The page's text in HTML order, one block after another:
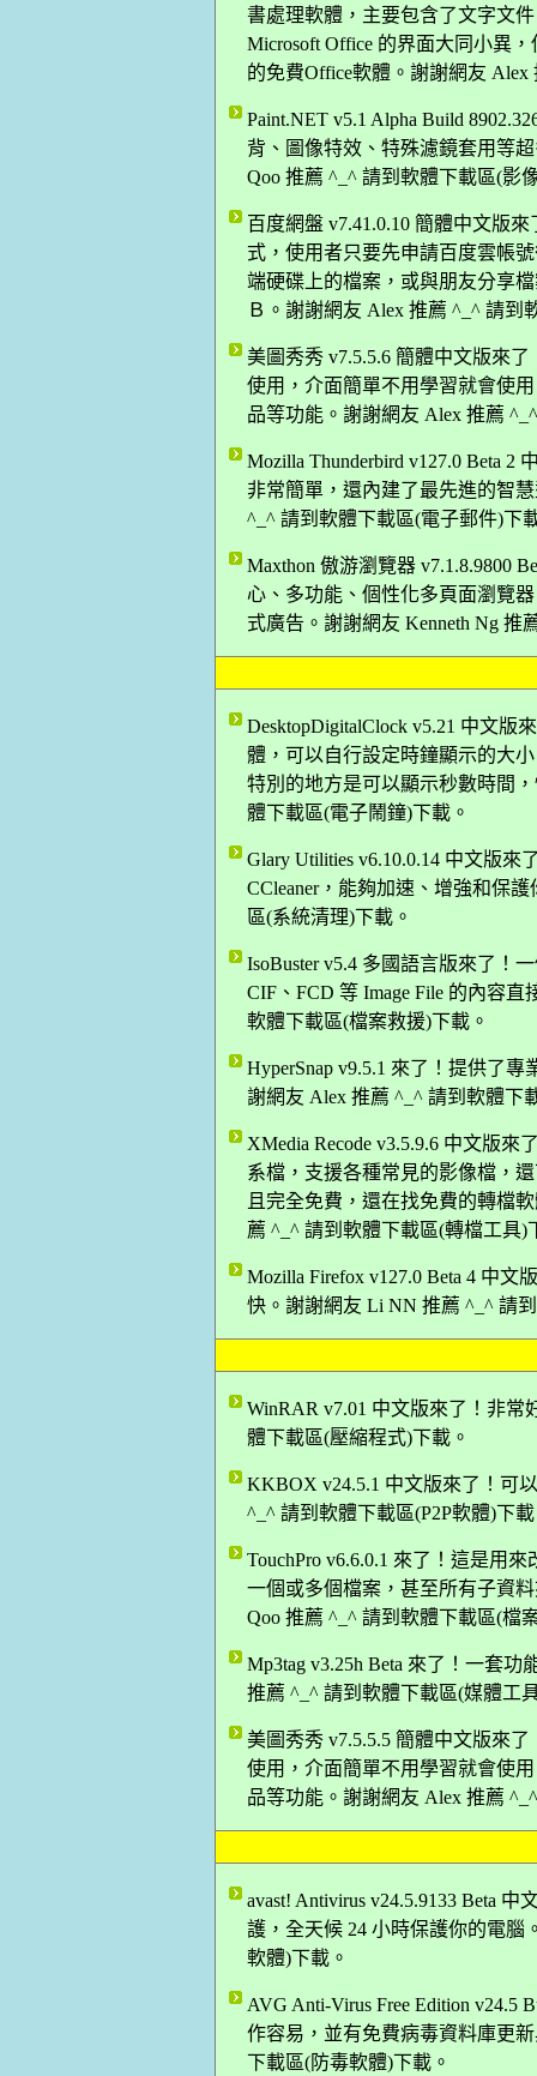
書處理軟體，主要包含了文字文
Microsoft Office 的界面大同小異
的免費Office軟體。謝謝網友
Paint.NET v5.1 Alpha Build
背、圖像特效、特殊濾鏡套用等
Qoo 推薦 ^_^ 請到軟體下載區(影
百度網盤 v7.41.0.10 簡體中文版
式，使用者只要先申請百度雲帳
端硬碟上的檔案，或與朋友分享
Ｂ。謝謝網友 Alex 推薦 ^_^ 請到
美圖秀秀 v7.5.5.6 簡體中文版來
使用，介面簡單不用學習就會使
品等功能。謝謝網友 Alex 推薦
Mozilla Thunderbird v127.0 Beta
非常簡單，還內建了最先進的智
^_^ 請到軟體下載區(電子郵件)下
Maxthon 傲游瀏覽器 v7.1.8.9800
心、多功能、個性化多頁面瀏覽
式廣告。謝謝網友 Kenneth Ng 推
DesktopDigitalClock v5.21 中文版
體，可以自行設定時鐘顯示的大
特別的地方是可以顯示秒數時間
體下載區(電子鬧鐘)下載。
Glary Utilities v6.10.0.14 中文版
CCleaner，能夠加速、增強和保
區(系統清理)下載。
IsoBuster v5.4 多國語言版來了！
CIF、FCD 等 Image File 的內容
軟體下載區(檔案救援)下載。
HyperSnap v9.5.1 來了！提供了
謝網友 Alex 推薦 ^_^ 請到軟體下
XMedia Recode v3.5.9.6 中文版
系檔，支援各種常見的影像檔，
且完全免費，還在找免費的轉檔
薦 ^_^ 請到軟體下載區(轉檔工具)
Mozilla Firefox v127.0 Beta 4 中
快。謝謝網友 Li NN 推薦 ^_^ 請
WinRAR v7.01 中文版來了！非
體下載區(壓縮程式)下載。
KKBOX v24.5.1 中文版來了！可
^_^ 請到軟體下載區(P2P軟體)下
TouchPro v6.6.0.1 來了！這是用
一個或多個檔案，甚至所有子資
Qoo 推薦 ^_^ 請到軟體下載區(檔
Mp3tag v3.25h Beta 來了！一套
推薦 ^_^ 請到軟體下載區(媒體工
美圖秀秀 v7.5.5.5 簡體中文版來
使用，介面簡單不用學習就會使
品等功能。謝謝網友 Alex 推薦
avast! Antivirus v24.5.9133 Beta
護，全天候 24 小時保護你的電腦
軟體)下載。
AVG Anti-Virus Free Edition v24.5
作容易，並有免費病毒資料庫更
下載區(防毒軟體)下載。